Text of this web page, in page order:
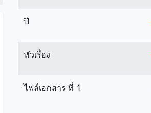
ปี
หัวเรื่อง
ไฟล์เอกสาร ที่ 1